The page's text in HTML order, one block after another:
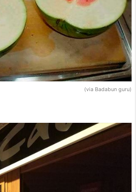
(via Badabun guru)